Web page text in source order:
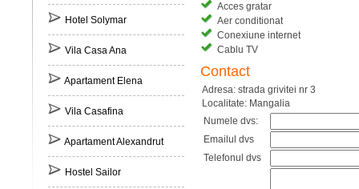
Hotel Solymar
Vila Casa Ana
Apartament Elena
Vila Casafina
Apartament Alexandrut
Hostel Sailor
Acces gratar
Aer conditionat
Conexiune internet
Cablu TV
Contact
Adresa: strada grivitei nr 3
Localitate: Mangalia
Numele dvs:
Emailul dvs
Telefonul dvs